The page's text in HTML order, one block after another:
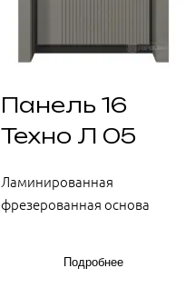
Панель 16
Техно Л 05
Ламинированная
фрезерованная основа
Подробнее